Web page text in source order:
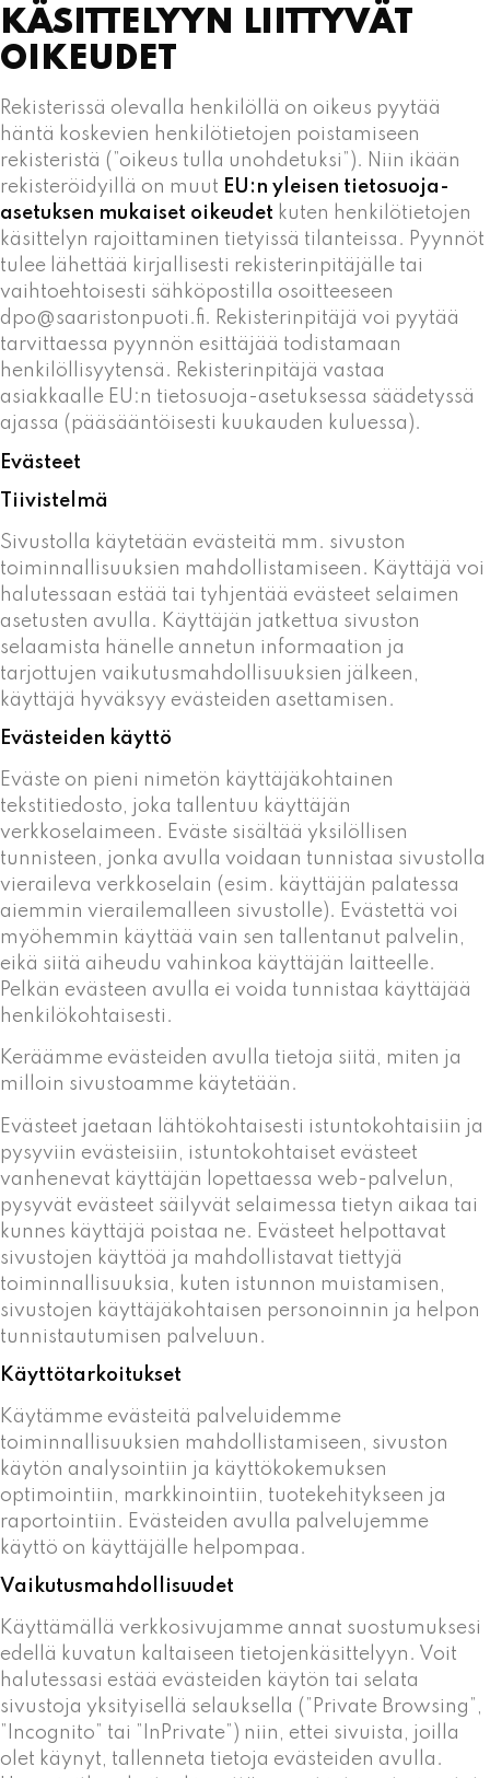
KÄSITTELYYN LIITTYVÄT
OIKEUDET
Rekisterissä olevalla henkilöllä on oikeus pyytää
häntä koskevien henkilötietojen poistamiseen
rekisteristä (”oikeus tulla unohdetuksi”). Niin ikään
rekisteröidyillä on muut EU:n yleisen tietosuoja-
asetuksen mukaiset oikeudet kuten henkilötietojen
käsittelyn rajoittaminen tietyissä tilanteissa. Pyynnöt
tulee lähettää kirjallisesti rekisterinpitäjälle tai
vaihtoehtoisesti sähköpostilla osoitteeseen
dpo@saaristonpuoti.fi. Rekisterinpitäjä voi pyytää
tarvittaessa pyynnön esittäjää todistamaan
henkilöllisyytensä. Rekisterinpitäjä vastaa
asiakkaalle EU:n tietosuoja-asetuksessa säädetyssä
ajassa (pääsääntöisesti kuukauden kuluessa).
Evästeet
Tiivistelmä
Sivustolla käytetään evästeitä mm. sivuston
toiminnallisuuksien mahdollistamiseen. Käyttäjä voi
halutessaan estää tai tyhjentää evästeet selaimen
asetusten avulla. Käyttäjän jatkettua sivuston
selaamista hänelle annetun informaation ja
tarjottujen vaikutusmahdollisuuksien jälkeen,
käyttäjä hyväksyy evästeiden asettamisen.
Evästeiden käyttö
Eväste on pieni nimetön käyttäjäkohtainen
tekstitiedosto, joka tallentuu käyttäjän
verkkoselaimeen. Eväste sisältää yksilöllisen
tunnisteen, jonka avulla voidaan tunnistaa sivustolla
vieraileva verkkoselain (esim. käyttäjän palatessa
aiemmin vierailemalleen sivustolle). Evästettä voi
myöhemmin käyttää vain sen tallentanut palvelin,
eikä siitä aiheudu vahinkoa käyttäjän laitteelle.
Pelkän evästeen avulla ei voida tunnistaa käyttäjää
henkilökohtaisesti.
Keräämme evästeiden avulla tietoja siitä, miten ja
milloin sivustoamme käytetään.
Evästeet jaetaan lähtökohtaisesti istuntokohtaisiin ja
pysyviin evästeisiin, istuntokohtaiset evästeet
vanhenevat käyttäjän lopettaessa web-palvelun,
pysyvät evästeet säilyvät selaimessa tietyn aikaa tai
kunnes käyttäjä poistaa ne. Evästeet helpottavat
sivustojen käyttöä ja mahdollistavat tiettyjä
toiminnallisuuksia, kuten istunnon muistamisen,
sivustojen käyttäjäkohtaisen personoinnin ja helpon
tunnistautumisen palveluun.
Käyttötarkoitukset
Käytämme evästeitä palveluidemme
toiminnallisuuksien mahdollistamiseen, sivuston
käytön analysointiin ja käyttökokemuksen
optimointiin, markkinointiin, tuotekehitykseen ja
raportointiin. Evästeiden avulla palvelujemme
käyttö on käyttäjälle helpompaa.
Vaikutusmahdollisuudet
Käyttämällä verkkosivujamme annat suostumuksesi
edellä kuvatun kaltaiseen tietojenkäsittelyyn. Voit
halutessasi estää evästeiden käytön tai selata
sivustoja yksityisellä selauksella (”Private Browsing”,
”Incognito” tai ”InPrivate”) niin, ettei sivuista, joilla
olet käynyt, tallenneta tietoja evästeiden avulla.